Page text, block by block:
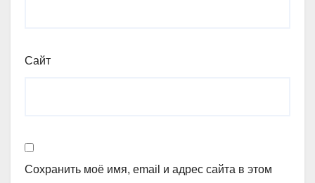
Сайт
Сохранить моё имя, email и адрес сайта в этом